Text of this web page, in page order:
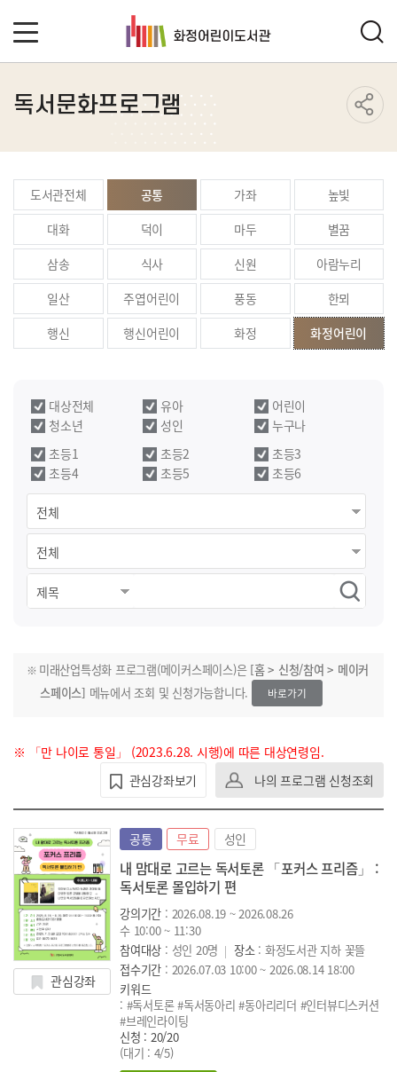
독서문화프로그램
도서관전체 공통 가좌
높빛
대화
덕이 마두
별꿈
삼송
식사 신원
아람누리
일산
주엽어린이 풍동
한뫼
행신
행신어린이 화정 화정어린이
대상전체 유아
어린이
청소년
성인
누구나
초등1
초등2
초등3
초등4
초등5 초등6
미래산업특성화 프로그램(메이커스페이스)은 [홈 > 신청/참여 > 메이커
스페이스] 메뉴에서 조회 및 신청가능합니다. 바로가기
※ 「만 나이로 통일」 (2023.6.28. 시행)에 따른 대상연령임.
관심강좌보기
나의 프로그램 신청조회
공통 무료 성인
내 맘대로 고르는 독서토론 「포커스 프리즘」 :
독서토론 몰입하기 편
강의기간 : 2026.08.19 ~ 2026.08.26
수 10:00 ~ 11:30
참여대상 : 성인 20명 장소 : 화정도서관 지하 꽃뜰
접수기간 : 2026.07.03 10:00 ~ 2026.08.14 18:00
키워드
: #독서토론 #독서동아리 #동아리리더 #인터뷰디스커션
#브레인라이팅
신청 : 20/20
(대기 : 4/5)
관심강좌